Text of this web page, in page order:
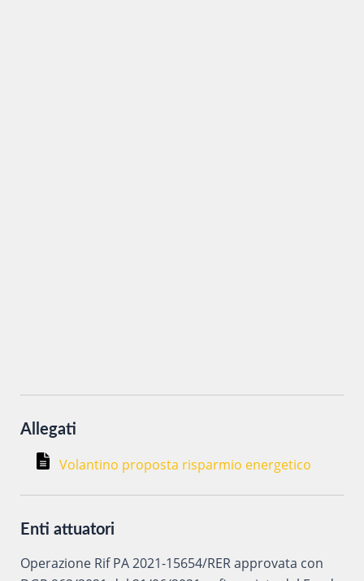
Allegati
Volantino proposta risparmio energetico
Enti attuatori
Operazione Rif PA 2021-15654/RER approvata con